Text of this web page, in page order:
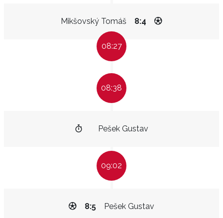
Mikšovský Tomáš 8:4
08:27
08:38
Pešek Gustav
09:02
Pešek Gustav
8:5